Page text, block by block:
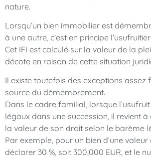
nature.
Lorsqu’un bien immobilier est
à une autre, c’est en principe
Cet IFI est calculé sur la valeur de la
décote en raison de cette situation
Il existe toutefois des exceptions
source du démembrement.
Dans le cadre familial, lorsque
légaux dans une succession, il revient
la valeur de son droit selon le barème
Par exemple, pour un bien d’une valeur
déclarer 30 %, soit 300,000 EUR, et le